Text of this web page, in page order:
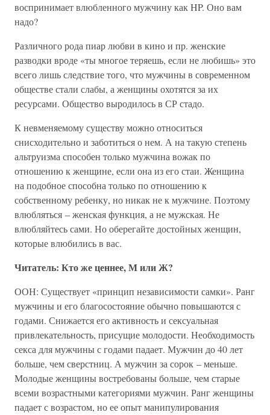
воспринимает влюбленного мужчину как HP. Оно вам
надо?
Различного рода пиар любви в кино и пр. женские
разводки вроде «ты многое теряешь, если не любишь» это
всего лишь следствие того, что мужчины в современном
обществе стали слабы, а женщины охотятся за их
ресурсами. Общество выродилось в СР стадо.
К невменяемому существу можно относиться
снисходительно и заботиться о нем. А на такую степень
альтруизма способен только мужчина вожак по
отношению к женщине, если она из его стаи. Женщина
на подобное способна только по отношению к
собственному ребенку, но никак не к мужчине. Поэтому
влюбляться – женская функция, а не мужская. Не
влюбляйтесь сами. Но оберегайте достойных женщин,
которые влюбились в вас.
Читатель: Кто же ценнее, М или Ж?
ООН: Существует «принцип независимости самки». Ранг
мужчины и его благосостояние обычно повышаются с
годами. Снижается его активность и сексуальная
привлекательность, присущие молодости. Необходимость
секса для мужчины с годами падает. Мужчин до 40 лет
больше, чем сверстниц. А мужчин за сорок – меньше.
Молодые женщины востребованы больше, чем старые
всеми возрастными категориями мужчин. Ранг женщины
падает с возрастом, но ее опыт манипулирования